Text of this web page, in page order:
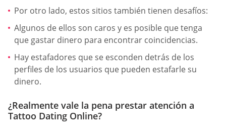
Por otro lado, estos sitios también tienen desafíos:
Algunos de ellos son caros y es posible que tenga
que gastar dinero para encontrar coincidencias.
Hay estafadores que se esconden detrás de los
perfiles de los usuarios que pueden estafarle su
dinero.
¿Realmente vale la pena prestar atención a
Tattoo Dating Online?